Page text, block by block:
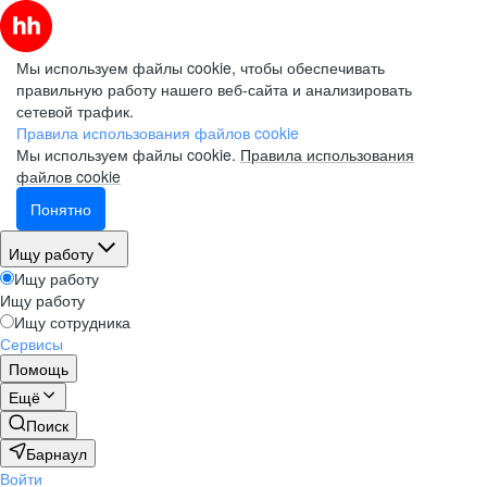
Мы используем файлы cookie, чтобы обеспечивать
правильную работу нашего веб-сайта и анализировать
сетевой трафик.
Правила использования файлов cookie
Мы используем файлы cookie. Правила использования
файлов cookie
Понятно
Ищу работу
Ищу работу
Ищу работу
Ищу сотрудника
Сервисы
Помощь
Ещё
Поиск
Барнаул
Войти